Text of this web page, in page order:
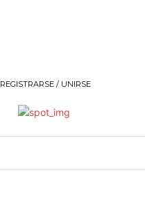
REGISTRARSE / UNIRSE